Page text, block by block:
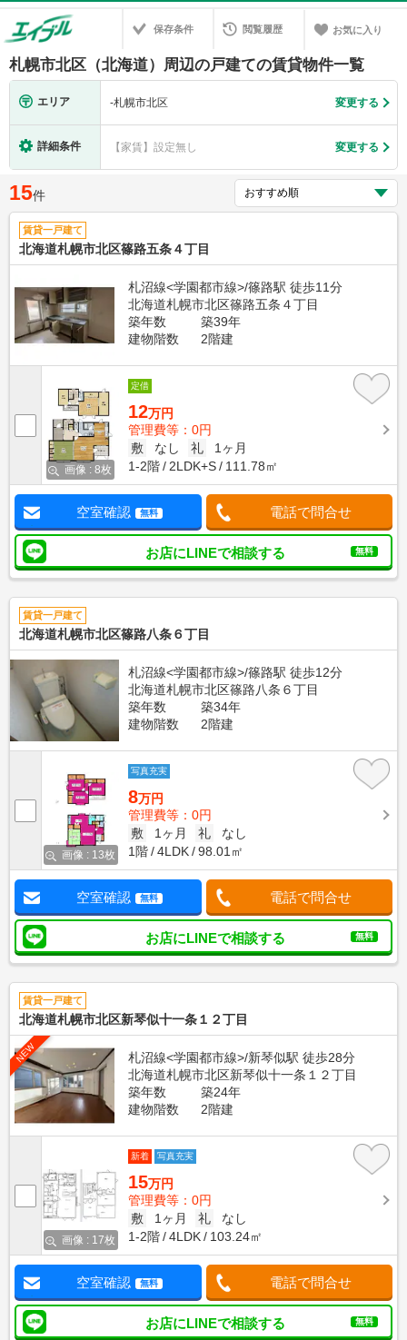
保存条件 閲覧履歴 お気に入り
札幌市北区（北海道）周辺の戸建ての賃貸物件一覧
エリア -札幌市北区 変更する
詳細条件 【家賃】設定無し 変更する
15件
賃貸一戸建て
北海道札幌市北区篠路五条４丁目
札沼線<学園都市線>/篠路駅 徒歩11分
北海道札幌市北区篠路五条４丁目
築年数
築39年
建物階数
2階建
画像 : 8枚
定借
12万円
管理費等：0円
敷
なし 礼
1ヶ月
1-2階
2LDK+S 111.78㎡
空室確認 無料 電話で問合せ
お店にLINEで相談する 無料
賃貸一戸建て
北海道札幌市北区篠路八条６丁目
札沼線<学園都市線>/篠路駅 徒歩12分
北海道札幌市北区篠路八条６丁目
築年数
築34年
建物階数
2階建
画像 : 13枚
写真充実
8万円
管理費等：0円
敷
1ヶ月 礼
なし
1階
4LDK 98.01㎡
空室確認 無料 電話で問合せ
お店にLINEで相談する 無料
賃貸一戸建て
北海道札幌市北区新琴似十一条１２丁目
NEW
札沼線<学園都市線>/新琴似駅 徒歩28分
北海道札幌市北区新琴似十一条１２丁目
築年数
築24年
建物階数
2階建
画像 : 17枚
新着 写真充実
15万円
管理費等：0円
敷
1ヶ月 礼
なし
1-2階
4LDK 103.24㎡
空室確認 無料 電話で問合せ
お店にLINEで相談する 無料